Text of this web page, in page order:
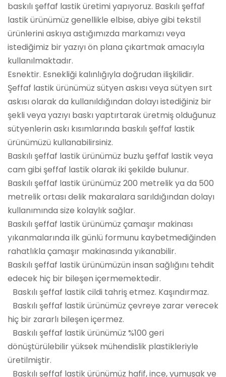
baskılı şeffaf lastik üretimi yapıyoruz. Baskılı şeffaf
lastik ürünümüz genellikle elbise, abiye gibi tekstil
ürünlerini askıya astığımızda markamızı veya
istediğimiz bir yazıyı ön plana çıkartmak amacıyla
kullanılmaktadır.
Esnektir. Esnekliği kalınlığıyla doğrudan ilişkilidir.
Şeffaf lastik ürünümüz sütyen askısı veya sütyen sırt
askısı olarak da kullanıldığından dolayı istediğiniz bir
şekli veya yazıyı baskı yaptırtarak üretmiş olduğunuz
sütyenlerin askı kısımlarında baskılı şeffaf lastik
ürünümüzü kullanabilirsiniz.
Baskılı şeffaf lastik ürünümüz buzlu şeffaf lastik veya
cam gibi şeffaf lastik olarak iki şekilde bulunur.
Baskılı şeffaf lastik ürünümüz 200 metrelik ya da 500
metrelik ortası delik makaralara sarıldığından dolayı
kullanımında size kolaylık sağlar.
Baskılı şeffaf lastik ürünümüz çamaşır makinası
yıkanmalarında ilk günlü formunu kaybetmediğinden
rahatlıkla çamaşır makinasında yıkanabilir.
Baskılı şeffaf lastik ürünümüzün insan sağlığını tehdit
edecek hiç bir bileşen içermemektedir.
Baskılı şeffaf lastik cildi tahriş etmez. Kaşındırmaz.
Baskılı şeffaf lastik ürünümüz çevreye zarar verecek
hiç bir zararlı bileşen içermez.
Baskılı şeffaf lastik ürünümüz %100 geri
dönüştürülebilir yüksek mühendislik plastikleriyle
üretilmiştir.
Baskılı şeffaf lastik ürünümüz hafif, ince, yumuşak ve